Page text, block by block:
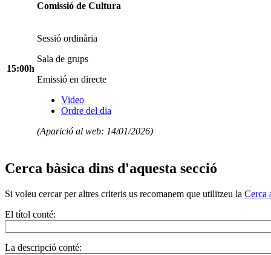
15:00h
Comissió de Cultura
Sessió ordinària
Sala de grups
Emissió en directe
Video
Ordre del dia
(Aparició al web: 14/01/2026)
Cerca bàsica dins d'aquesta secció
Si voleu cercar per altres criteris us recomanem que utilitzeu la Cerca
El títol conté:
La descripció conté: